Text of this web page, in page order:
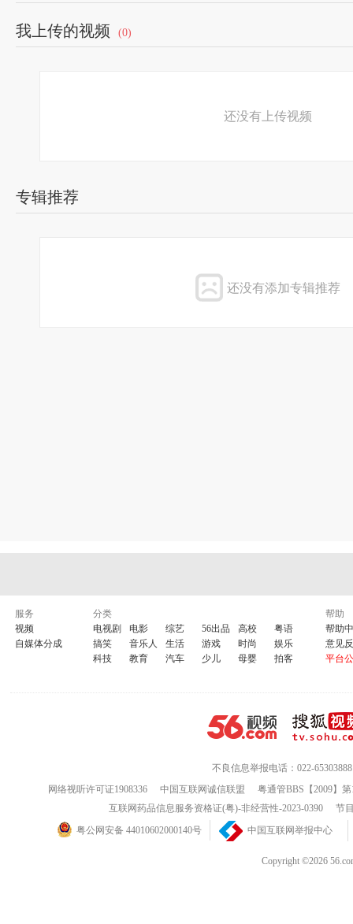
我上传的视频 (0)
还没有上传视频
专辑推荐
还没有添加专辑推荐
服务
视频
自媒体分成
分类
电视剧
电影 综艺 56出品 高校
粤语
搞笑
音乐人 生活 游戏 时尚
娱乐
科技
教育 汽车 少儿 母婴 拍客
帮助
帮助
意见
平台
不良信息举报电话：022-65303888
网络视听许可证1908336
中国互联网诚信联盟
粤通管BBS【2009】
互联网药品信息服务资格证(粤)-非经营性-2023-0390
节
粤公网安备 44010602000140号
中国互联网举报中心
Copyright ©2026